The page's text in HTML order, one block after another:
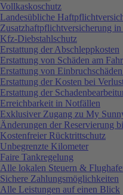
Vollkaskoschutz
Landesübliche
Zusatzhaftpflichtversicherung
Kfz-Diebstahlschutz
Erstattung der Abschleppkosten
Erstattung von Schäden am
Erstattung von
Erstattung der Kosten bei
Erstattung der
Erreichbarkeit in Notfällen
Exklusiver Zugang zu My
Änderungen der Reservierung
Kostenfreier Rücktrittschutz
Unbegrenzte Kilometer
Faire Tankregelung
Alle lokalen Steuern &
Sichere Zahlungsmöglichkeiten
Alle Leistungen auf einen Blick